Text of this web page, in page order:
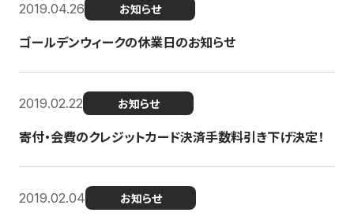
2019.04.26 お知らせ
ゴールデンウィークの休業日のお知らせ
2019.02.22 お知らせ
寄付・会費のクレジットカード決済手数料引き下げ決定！
2019.02.04 お知らせ